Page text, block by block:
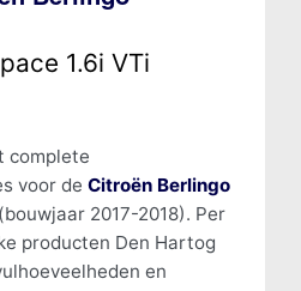
1.6i VTi
complete
voor de Citroën Berlingo
2017-2018). Per
producten Den Hartog
en